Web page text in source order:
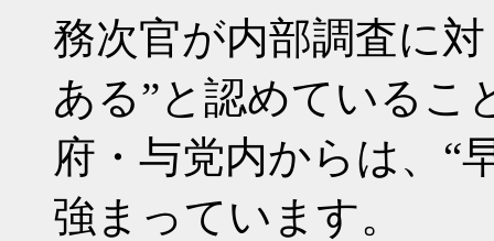
務次官が内部調査に
ある”と認めているこ
府・与党内からは、“
強まっています。